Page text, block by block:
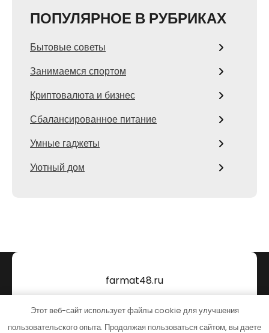
ПОПУЛЯРНОЕ В РУБРИКАХ
Бытовые советы
Занимаемся спортом
Криптовалюта и бизнес
Сбалансированное питание
Умные гаджеты
Уютный дом
farmat48.ru
Тема от Grace Themes
Этот веб-сайт использует файлы cookie для улучшения
пользовательского опыта. Продолжая пользоваться сайтом, вы даете